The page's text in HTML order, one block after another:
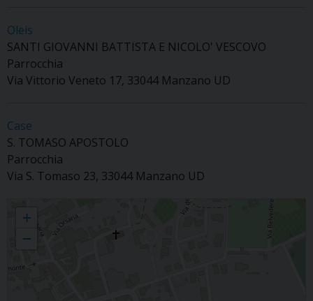
Oleis
SANTI GIOVANNI BATTISTA E NICOLO' VESCOVO
Parrocchia
Via Vittorio Veneto 17, 33044 Manzano UD
Case
S. TOMASO APOSTOLO
Parrocchia
Via S. Tomaso 23, 33044 Manzano UD
+
−